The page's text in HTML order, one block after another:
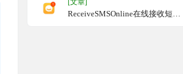
ReceiveSMSOnline在线接收短信